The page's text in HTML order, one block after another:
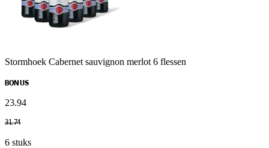
Stormhoek Cabernet sauvignon merlot 6 flessen
BONUS
23.94
31.74
6 stuks